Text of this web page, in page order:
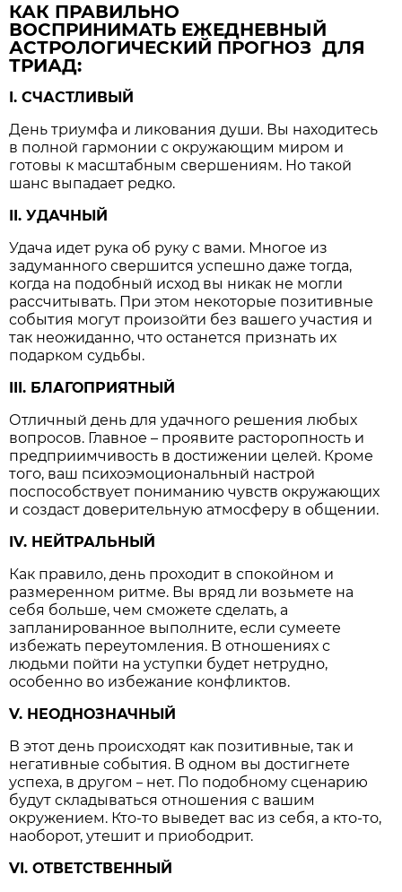
КАК ПРАВИЛЬНО
ВОСПРИНИМАТЬ ЕЖЕДНЕВНЫЙ
АСТРОЛОГИЧЕСКИЙ ПРОГНОЗ ДЛЯ
ТРИАД:
I. СЧАСТЛИВЫЙ
День триумфа и ликования души. Вы находитесь
в полной гармонии с окружающим миром и
готовы к масштабным свершениям. Но такой
шанс выпадает редко.
II. УДАЧНЫЙ
Удача идет рука об руку с вами. Многое из
задуманного свершится успешно даже тогда,
когда на подобный исход вы никак не могли
рассчитывать. При этом некоторые позитивные
события могут произойти без вашего участия и
так неожиданно, что останется признать их
подарком судьбы.
III. БЛАГОПРИЯТНЫЙ
Отличный день для удачного решения любых
вопросов. Главное – проявите расторопность и
предприимчивость в достижении целей. Кроме
того, ваш психоэмоциональный настрой
поспособствует пониманию чувств окружающих
и создаст доверительную атмосферу в общении.
IV. НЕЙТРАЛЬНЫЙ
Как правило, день проходит в спокойном и
размеренном ритме. Вы вряд ли возьмете на
себя больше, чем сможете сделать, а
запланированное выполните, если сумеете
избежать переутомления. В отношениях с
людьми пойти на уступки будет нетрудно,
особенно во избежание конфликтов.
V. НЕОДНОЗНАЧНЫЙ
В этот день происходят как позитивные, так и
негативные события. В одном вы достигнете
успеха, в другом– нет. По подобному сценарию
будут складываться отношения с вашим
окружением. Кто-то выведет вас из себя, а кто-то,
наоборот, утешит и приободрит.
VI. ОТВЕТСТВЕННЫЙ